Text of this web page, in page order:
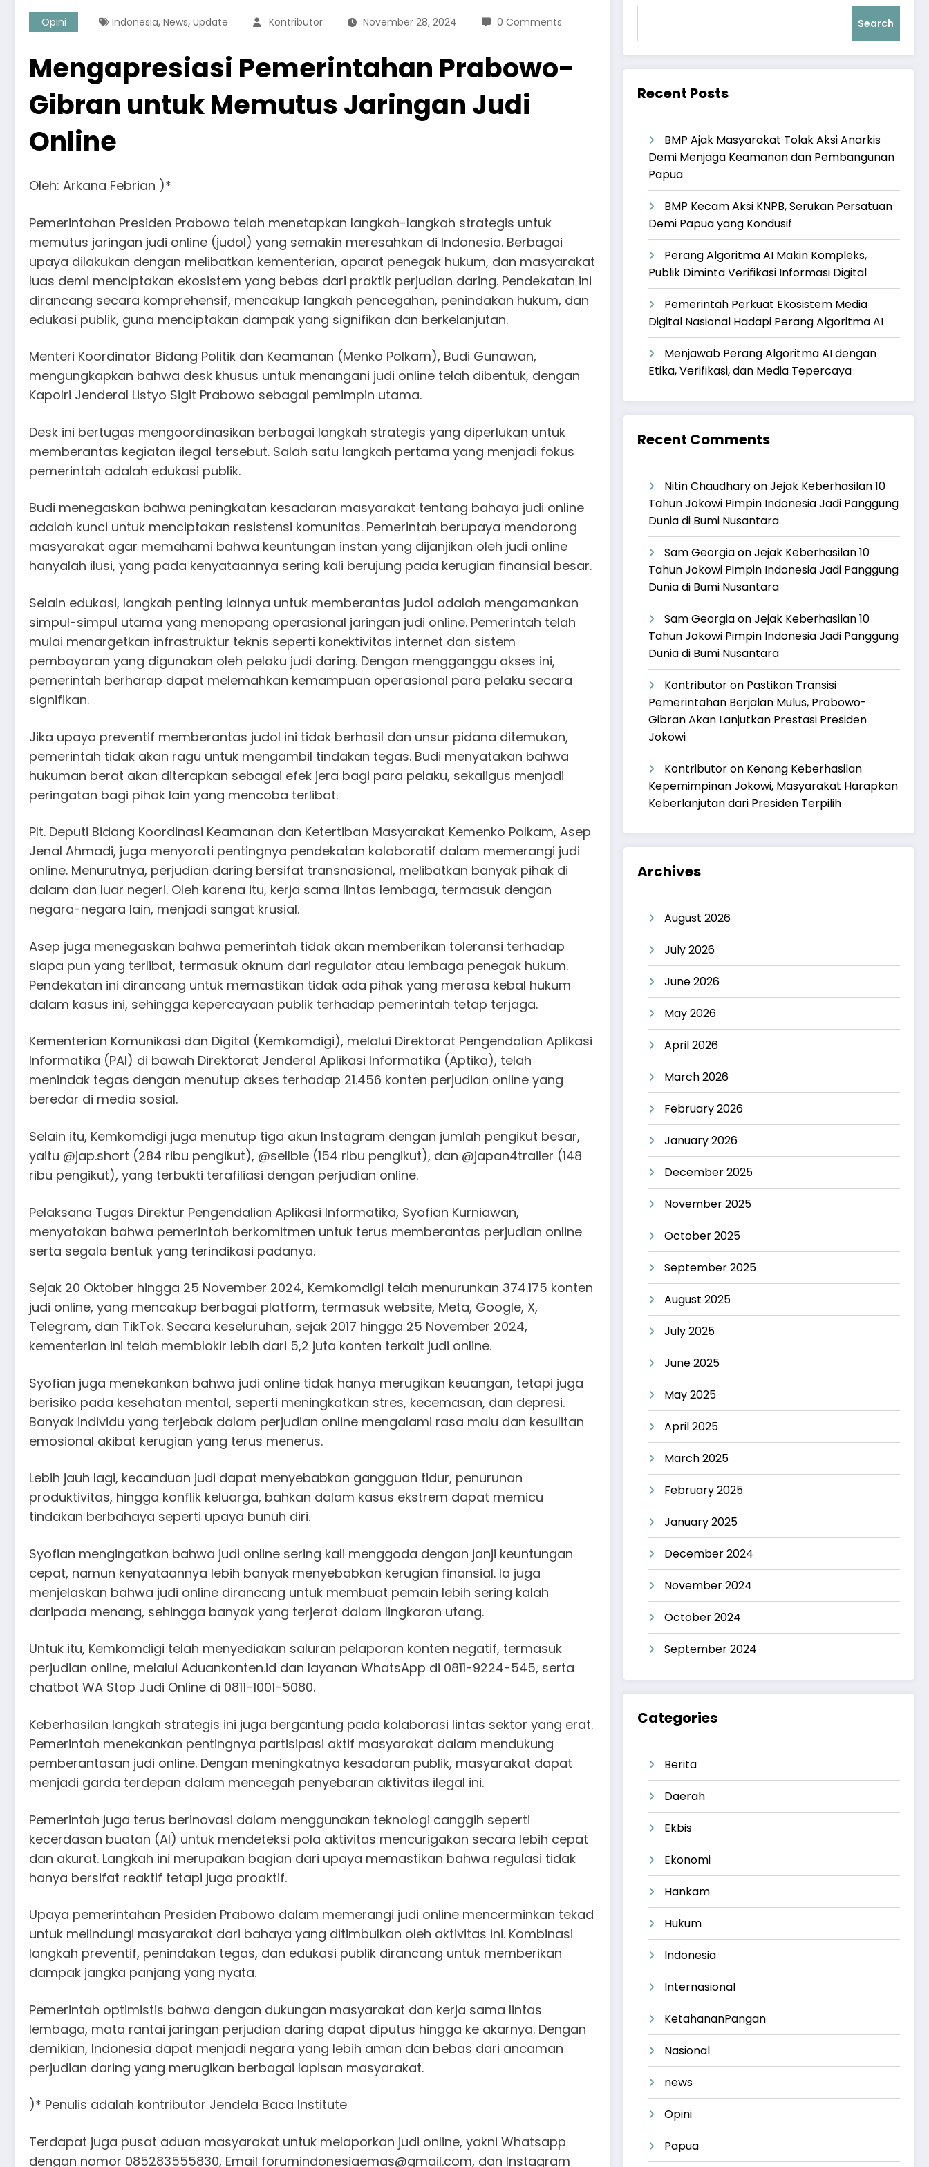
Opini Indonesia, News, Update Kontributor November 28, 2024 0 Comments
Mengapresiasi Pemerintahan Prabowo-
Gibran untuk Memutus Jaringan Judi
Online
Oleh: Arkana Febrian )*
Pemerintahan Presiden Prabowo telah menetapkan langkah-langkah strategis untuk
memutus jaringan judi online (judol) yang semakin meresahkan di Indonesia. Berbagai
upaya dilakukan dengan melibatkan kementerian, aparat penegak hukum, dan masyarakat
luas demi menciptakan ekosistem yang bebas dari praktik perjudian daring. Pendekatan ini
dirancang secara komprehensif, mencakup langkah pencegahan, penindakan hukum, dan
edukasi publik, guna menciptakan dampak yang signifikan dan berkelanjutan.
Menteri Koordinator Bidang Politik dan Keamanan (Menko Polkam), Budi Gunawan,
mengungkapkan bahwa desk khusus untuk menangani judi online telah dibentuk, dengan
Kapolri Jenderal Listyo Sigit Prabowo sebagai pemimpin utama.
Desk ini bertugas mengoordinasikan berbagai langkah strategis yang diperlukan untuk
memberantas kegiatan ilegal tersebut. Salah satu langkah pertama yang menjadi fokus
pemerintah adalah edukasi publik.
Budi menegaskan bahwa peningkatan kesadaran masyarakat tentang bahaya judi online
adalah kunci untuk menciptakan resistensi komunitas. Pemerintah berupaya mendorong
masyarakat agar memahami bahwa keuntungan instan yang dijanjikan oleh judi online
hanyalah ilusi, yang pada kenyataannya sering kali berujung pada kerugian finansial besar.
Selain edukasi, langkah penting lainnya untuk memberantas judol adalah mengamankan
simpul-simpul utama yang menopang operasional jaringan judi online. Pemerintah telah
mulai menargetkan infrastruktur teknis seperti konektivitas internet dan sistem
pembayaran yang digunakan oleh pelaku judi daring. Dengan mengganggu akses ini,
pemerintah berharap dapat melemahkan kemampuan operasional para pelaku secara
signifikan.
Jika upaya preventif memberantas judol ini tidak berhasil dan unsur pidana ditemukan,
pemerintah tidak akan ragu untuk mengambil tindakan tegas. Budi menyatakan bahwa
hukuman berat akan diterapkan sebagai efek jera bagi para pelaku, sekaligus menjadi
peringatan bagi pihak lain yang mencoba terlibat.
Plt. Deputi Bidang Koordinasi Keamanan dan Ketertiban Masyarakat Kemenko Polkam, Asep
Jenal Ahmadi, juga menyoroti pentingnya pendekatan kolaboratif dalam memerangi judi
online. Menurutnya, perjudian daring bersifat transnasional, melibatkan banyak pihak di
dalam dan luar negeri. Oleh karena itu, kerja sama lintas lembaga, termasuk dengan
negara-negara lain, menjadi sangat krusial.
Asep juga menegaskan bahwa pemerintah tidak akan memberikan toleransi terhadap
siapa pun yang terlibat, termasuk oknum dari regulator atau lembaga penegak hukum.
Pendekatan ini dirancang untuk memastikan tidak ada pihak yang merasa kebal hukum
dalam kasus ini, sehingga kepercayaan publik terhadap pemerintah tetap terjaga.
Kementerian Komunikasi dan Digital (Kemkomdigi), melalui Direktorat Pengendalian Aplikasi
Informatika (PAI) di bawah Direktorat Jenderal Aplikasi Informatika (Aptika), telah
menindak tegas dengan menutup akses terhadap 21.456 konten perjudian online yang
beredar di media sosial.
Selain itu, Kemkomdigi juga menutup tiga akun Instagram dengan jumlah pengikut besar,
yaitu @jap.short (284 ribu pengikut), @sellbie (154 ribu pengikut), dan @japan4trailer (148
ribu pengikut), yang terbukti terafiliasi dengan perjudian online.
Pelaksana Tugas Direktur Pengendalian Aplikasi Informatika, Syofian Kurniawan,
menyatakan bahwa pemerintah berkomitmen untuk terus memberantas perjudian online
serta segala bentuk yang terindikasi padanya.
Sejak 20 Oktober hingga 25 November 2024, Kemkomdigi telah menurunkan 374.175 konten
judi online, yang mencakup berbagai platform, termasuk website, Meta, Google, X,
Telegram, dan TikTok. Secara keseluruhan, sejak 2017 hingga 25 November 2024,
kementerian ini telah memblokir lebih dari 5,2 juta konten terkait judi online.
Syofian juga menekankan bahwa judi online tidak hanya merugikan keuangan, tetapi juga
berisiko pada kesehatan mental, seperti meningkatkan stres, kecemasan, dan depresi.
Banyak individu yang terjebak dalam perjudian online mengalami rasa malu dan kesulitan
emosional akibat kerugian yang terus menerus.
Lebih jauh lagi, kecanduan judi dapat menyebabkan gangguan tidur, penurunan
produktivitas, hingga konflik keluarga, bahkan dalam kasus ekstrem dapat memicu
tindakan berbahaya seperti upaya bunuh diri.
Syofian mengingatkan bahwa judi online sering kali menggoda dengan janji keuntungan
cepat, namun kenyataannya lebih banyak menyebabkan kerugian finansial. Ia juga
menjelaskan bahwa judi online dirancang untuk membuat pemain lebih sering kalah
daripada menang, sehingga banyak yang terjerat dalam lingkaran utang.
Untuk itu, Kemkomdigi telah menyediakan saluran pelaporan konten negatif, termasuk
perjudian online, melalui Aduankonten.id dan layanan WhatsApp di 0811-9224-545, serta
chatbot WA Stop Judi Online di 0811-1001-5080.
Keberhasilan langkah strategis ini juga bergantung pada kolaborasi lintas sektor yang erat.
Pemerintah menekankan pentingnya partisipasi aktif masyarakat dalam mendukung
pemberantasan judi online. Dengan meningkatnya kesadaran publik, masyarakat dapat
menjadi garda terdepan dalam mencegah penyebaran aktivitas ilegal ini.
Pemerintah juga terus berinovasi dalam menggunakan teknologi canggih seperti
kecerdasan buatan (AI) untuk mendeteksi pola aktivitas mencurigakan secara lebih cepat
dan akurat. Langkah ini merupakan bagian dari upaya memastikan bahwa regulasi tidak
hanya bersifat reaktif tetapi juga proaktif.
Upaya pemerintahan Presiden Prabowo dalam memerangi judi online mencerminkan tekad
untuk melindungi masyarakat dari bahaya yang ditimbulkan oleh aktivitas ini. Kombinasi
langkah preventif, penindakan tegas, dan edukasi publik dirancang untuk memberikan
dampak jangka panjang yang nyata.
Pemerintah optimistis bahwa dengan dukungan masyarakat dan kerja sama lintas
lembaga, mata rantai jaringan perjudian daring dapat diputus hingga ke akarnya. Dengan
demikian, Indonesia dapat menjadi negara yang lebih aman dan bebas dari ancaman
perjudian daring yang merugikan berbagai lapisan masyarakat.
)* Penulis adalah kontributor Jendela Baca Institute
Terdapat juga pusat aduan masyarakat untuk melaporkan judi online, yakni Whatsapp
dengan nomor 085283555830, Email forumindonesiaemas@gmail.com, dan Instagram
Search
Recent Posts
BMP Ajak Masyarakat Tolak Aksi Anarkis
Demi Menjaga Keamanan dan Pembangunan
Papua
BMP Kecam Aksi KNPB, Serukan Persatuan
Demi Papua yang Kondusif
Perang Algoritma AI Makin Kompleks,
Publik Diminta Verifikasi Informasi Digital
Pemerintah Perkuat Ekosistem Media
Digital Nasional Hadapi Perang Algoritma AI
Menjawab Perang Algoritma AI dengan
Etika, Verifikasi, dan Media Tepercaya
Recent Comments
Nitin ChaudharyonJejak Keberhasilan 10
Tahun Jokowi Pimpin Indonesia Jadi Panggung
Dunia di Bumi Nusantara
Sam GeorgiaonJejak Keberhasilan 10
Tahun Jokowi Pimpin Indonesia Jadi Panggung
Dunia di Bumi Nusantara
Sam GeorgiaonJejak Keberhasilan 10
Tahun Jokowi Pimpin Indonesia Jadi Panggung
Dunia di Bumi Nusantara
Kontributoron Pastikan Transisi
Pemerintahan Berjalan Mulus, Prabowo-
Gibran Akan Lanjutkan Prestasi Presiden
Jokowi
Kontributoron Kenang Keberhasilan
Kepemimpinan Jokowi, Masyarakat Harapkan
Keberlanjutan dari Presiden Terpilih
Archives
August 2026
July 2026
June 2026
May 2026
April 2026
March 2026
February 2026
January 2026
December 2025
November 2025
October 2025
September 2025
August 2025
July 2025
June 2025
May 2025
April 2025
March 2025
February 2025
January 2025
December 2024
November 2024
October 2024
September 2024
Categories
Berita
Daerah
Ekbis
Ekonomi
Hankam
Hukum
Indonesia
Internasional
KetahananPangan
Nasional
news
Opini
Papua